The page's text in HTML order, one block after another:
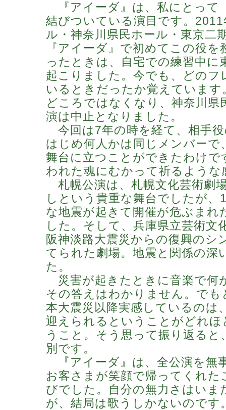
『アイーダ』は、私にとって
結びついている演目です。
ル・神奈川県民ホール・東京二
『アイーダ』で初めてこの役
ったときは、自宅での練習中に
起こりました。今でも、どのフ
いるときだったか覚えています
どころではなくなり、神奈川県
演は中止となりました。
今回は7年の時を経て、相手
はじめ何人かは同じメンバーで
舞台に立つことができたわけで
われた魂にむかって祈るような
札幌公演は、札幌文化芸術劇
しという貴重な舞台でしたが、
な地震が起きて開催が危ぶまれ
した。そして、兵庫県立芸術文
阪神淡路大震災からの復興のシ
てられた劇場。地震と関係の深
た。
災害が起きたときに音楽で何
その答えはわかりません。でも
本大震災以降実感しているのは
迎えられるということがどれほ
うこと。そう思って振り返ると
別です。
『アイーダ』は、全公演を無
お客さまが笑顔で帰ってくれた
びでした。自分の無力さはいま
が、結局は歌うしかないのです